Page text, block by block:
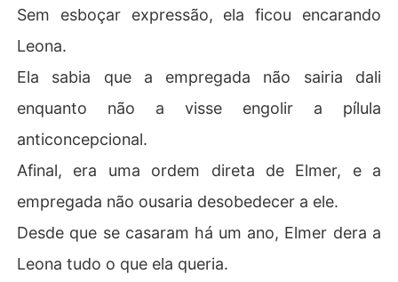
Sem esboçar expressão, ela ficou encarando
Leona.
Ela sabia que a empregada não sairia dali
enquanto não a visse engolir a pílula
anticoncepcional.
Afinal, era uma ordem direta de Elmer, e a
empregada não ousaria desobedecer a ele.
Desde que se casaram há um ano, Elmer dera a
Leona tudo o que ela queria.